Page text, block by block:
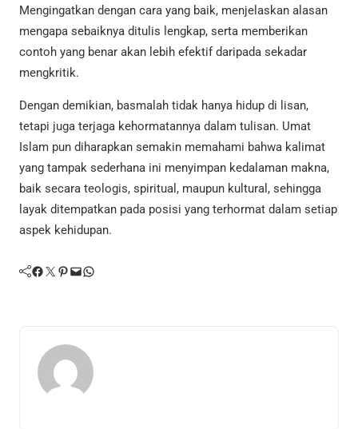
Mengingatkan dengan cara yang baik, menjelaskan alasan
mengapa sebaiknya ditulis lengkap, serta memberikan
contoh yang benar akan lebih efektif daripada sekadar
mengkritik.
Dengan demikian, basmalah tidak hanya hidup di lisan,
tetapi juga terjaga kehormatannya dalam tulisan. Umat
Islam pun diharapkan semakin memahami bahwa kalimat
yang tampak sederhana ini menyimpan kedalaman makna,
baik secara teologis, spiritual, maupun kultural, sehingga
layak ditempatkan pada posisi yang terhormat dalam setiap
aspek kehidupan.
Facebook Twitter Pinterest Mail WhatsApp